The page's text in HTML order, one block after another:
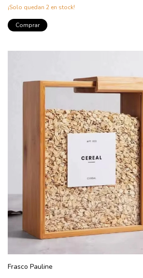
¡Solo quedan 2 en stock!
Comprar
Frasco Pauline